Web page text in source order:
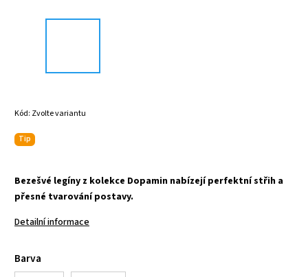
Kód: Zvolte variantu
Tip
Bezešvé legíny z kolekce Dopamin nabízejí perfektní střih a
přesné tvarování postavy.
Detailní informace
Barva